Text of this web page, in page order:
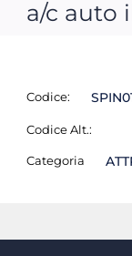
a/c auto
Codice:
Codice Alt.:
Categoria